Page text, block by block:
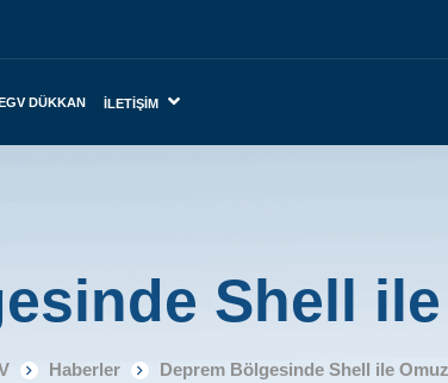
DÜKKAN İLETIŞIM
Shell
Haberler Deprem Bölgesinde Shell ile